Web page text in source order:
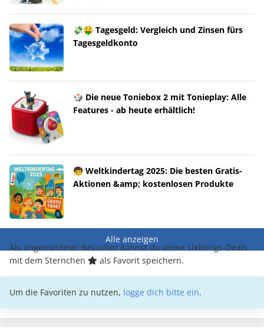
💸🤑 Tagesgeld: Vergleich und Zinsen fürs
Tagesgeldkonto
🎲 Die neue Toniebox 2 mit Tonieplay: Alle
Features - ab heute erhältlich!
🧒 Weltkindertag 2025: Die besten Gratis-
Aktionen &amp; kostenlosen Produkte
Alle anzeigen
Als angemeldeter Besucher kannst du deine Lieblings-Deals
mit dem Sternchen
als Favorit speichern.
Um die Favoriten zu nutzen, logge dich bitte ein.